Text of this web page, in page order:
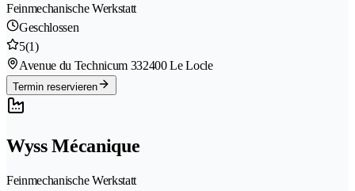
Feinmechanische Werkstatt
Geschlossen
5(1)
Avenue du Technicum 332400 Le Locle
Termin reservieren
Wyss Mécanique
Feinmechanische Werkstatt